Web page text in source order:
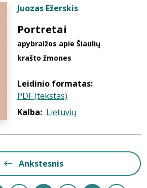
Juozas Ežerskis
Portretai
apybraižos apie Šiaulių
krašto žmones
Leidinio formatas:
PDF (tekstas)
Kalba: Lietuvių
Ankstesnis